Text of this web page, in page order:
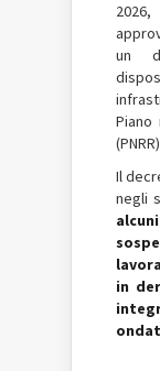
un
Piano
Il
negli
in